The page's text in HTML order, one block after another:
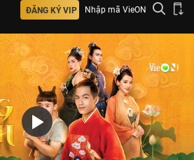
ĐĂNG KÝ VIP Nhập mã VieON